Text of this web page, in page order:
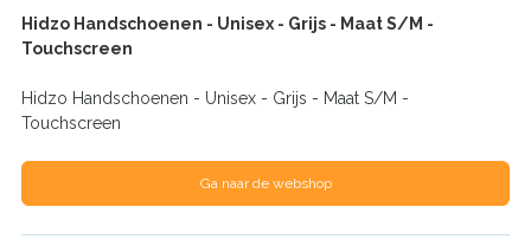
Hidzo Handschoenen - Unisex - Grijs - Maat S/M -
Touchscreen
Hidzo Handschoenen - Unisex - Grijs - Maat S/M -
Touchscreen
Ga naar de webshop